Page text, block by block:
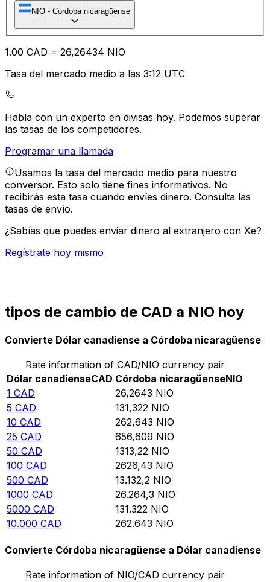
NIO - Córdoba nicaragüense
1.00 CAD = 26,26434 NIO
Tasa del mercado medio a las 3:12 UTC
Habla con un experto en divisas hoy. Podemos superar
las tasas de los competidores.
Programar una llamada
Usamos la tasa del mercado medio para nuestro
conversor. Esto solo tiene fines informativos. No
recibirás esta tasa cuando envíes dinero. Consulta las
tasas de envío.
¿Sabías que puedes enviar dinero al extranjero con Xe?
Regístrate hoy mismo
tipos de cambio de CAD a NIO hoy
Convierte Dólar canadiense a Córdoba nicaragüense
Rate information of CAD/NIO currency pair
Dólar canadienseCAD Córdoba nicaragüenseNIO
1 CAD 26,2643 NIO
5 CAD 131,322 NIO
10 CAD 262,643 NIO
25 CAD 656,609 NIO
50 CAD 1313,22 NIO
100 CAD 2626,43 NIO
500 CAD 13.132,2 NIO
1000 CAD 26.264,3 NIO
5000 CAD 131.322 NIO
10.000 CAD 262.643 NIO
Convierte Córdoba nicaragüense a Dólar canadiense
Rate information of NIO/CAD currency pair